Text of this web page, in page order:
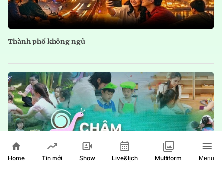
Thành phố không ngủ
Home Tin mới Show Live&lịch Multiform Menu